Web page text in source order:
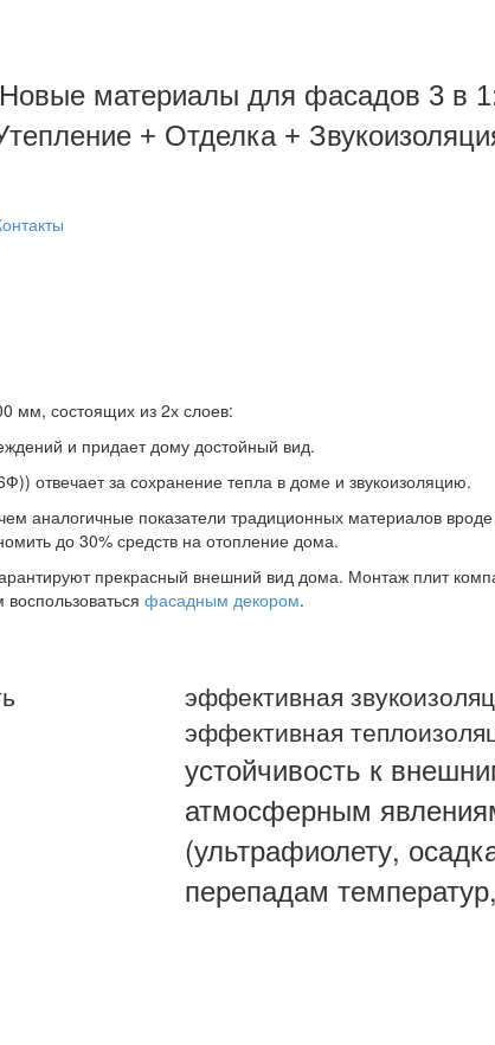
Новые материалы для фасадов 3 в
+ Отделка +
мм, состоящих из 2х слоев:
и придает дому достойный вид.
за сохранение тепла в доме и звукоизоляцию.
аналогичные показатели традиционных материалов
до 30% средств на отопление дома.
прекрасный внешний вид дома. Монтаж плит
фасадным декором.
эффективная
эффективная
устойчивость к
атмосферным
(ультрафиолету,
перепадам